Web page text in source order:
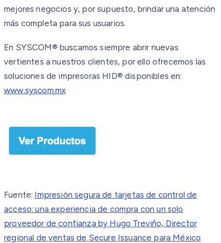
mejores negocios y, por supuesto, brindar una atención
más completa para sus usuarios.
En SYSCOM® buscamos siempre abrir nuevas
vertientes a nuestros clientes, por ello ofrecemos las
soluciones de impresoras HID® disponibles en:
www.syscom.mx
Fuente: Impresión segura de tarjetas de control de
acceso: una experiencia de compra con un solo
proveedor de confianza by Hugo Treviño, Director
regional de ventas de Secure Issuance para México